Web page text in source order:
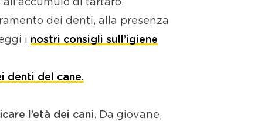
di tartaro.
dei denti, alla presenza
i nostri consigli sull’igiene
denti del cane.
l’età dei cani. Da giovane,